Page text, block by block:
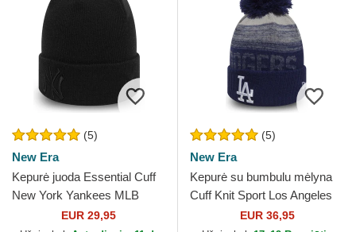
(5)
New Era
Kepurė juoda Essential Cuff
New York Yankees MLB
EUR 29,95
(5)
New Era
Kepurė su bumbulu mėlyna
Cuff Knit Sport Los Angeles
Dodgers MLB New Era
EUR 36,95